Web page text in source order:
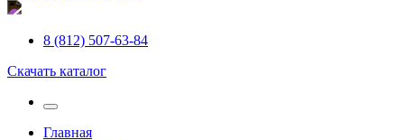
8 (812) 507-63-84
Скачать каталог
Главная